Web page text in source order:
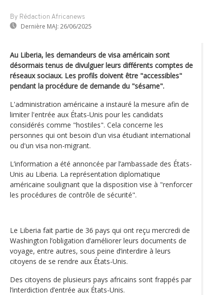
By Rédaction Africanews
Dernière MAJ: 26/06/2025
Au Liberia, les demandeurs de visa américain sont
désormais tenus de divulguer leurs différents comptes de
réseaux sociaux. Les profils doivent être "accessibles"
pendant la procédure de demande du "sésame".
L'administration américaine a instauré la mesure afin de
limiter l'entrée aux États-Unis pour les candidats
considérés comme "hostiles". Cela concerne les
personnes qui ont besoin d'un visa étudiant international
ou d'un visa non-migrant.
L’information a été annoncée par l’ambassade des États-
Unis au Liberia. La représentation diplomatique
américaine soulignant que la disposition vise à "renforcer
les procédures de contrôle de sécurité".
Le Liberia fait partie de 36 pays qui ont reçu mercredi de
Washington l’obligation d’améliorer leurs documents de
voyage, entre autres, sous peine d’interdire à leurs
citoyens de se rendre aux États-Unis.
Des citoyens de plusieurs pays africains sont frappés par
l’interdiction d’entrée aux États-Unis.